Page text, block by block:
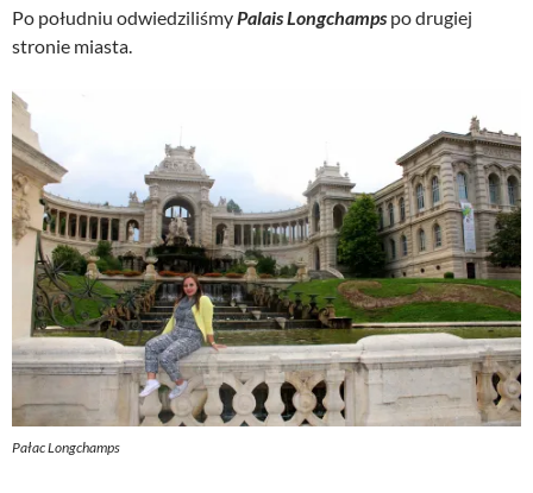
Po południu odwiedziliśmyPalais Longchamps po drugiej
stronie miasta.
Pałac Longchamps